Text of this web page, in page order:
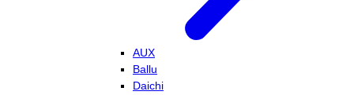
AUX
Ballu
Daichi